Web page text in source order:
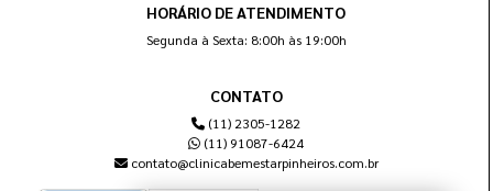
HORÁRIO DE ATENDIMENTO
Segunda à Sexta: 8:00h às 19:00h
CONTATO
(11) 2305-1282
(11) 91087-6424
contato@clinicabemestarpinheiros.com.br